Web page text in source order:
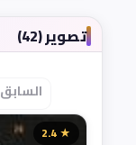
تصوير (42)
السابق
★ 2.4